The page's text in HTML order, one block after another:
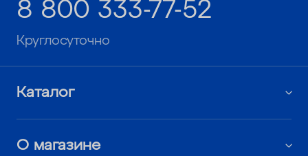
8 800 333-77-52
Круглосуточно
Каталог
О магазине